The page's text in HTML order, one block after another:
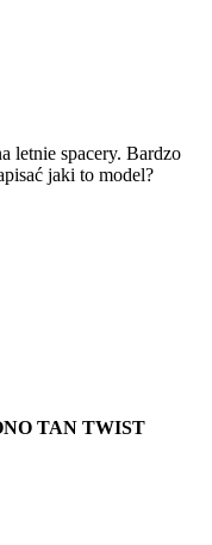
letnie spacery. Bardzo
jaki to model?
TAN TWIST